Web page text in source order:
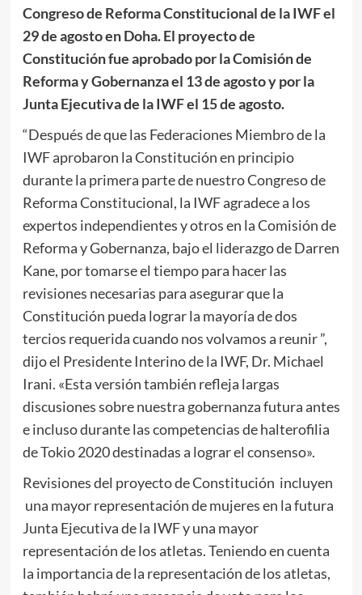
Congreso de Reforma Constitucional de la IWF el
29 de agosto en Doha. El proyecto de
Constitución fue aprobado por la Comisión de
Reforma y Gobernanza el 13 de agosto y por la
Junta Ejecutiva de la IWF el 15 de agosto.
“Después de que las Federaciones Miembro de la
IWF aprobaron la Constitución en principio
durante la primera parte de nuestro Congreso de
Reforma Constitucional, la IWF agradece a los
expertos independientes y otros en la Comisión de
Reforma y Gobernanza, bajo el liderazgo de Darren
Kane, por tomarse el tiempo para hacer las
revisiones necesarias para asegurar que la
Constitución pueda lograr la mayoría de dos
tercios requerida cuando nos volvamos a reunir ”,
dijo el Presidente Interino de la IWF, Dr. Michael
Irani. «Esta versión también refleja largas
discusiones sobre nuestra gobernanza futura antes
e incluso durante las competencias de halterofilia
de Tokio 2020 destinadas a lograr el consenso».
Revisiones del proyecto de Constitución incluyen
una mayor representación de mujeres en la futura
Junta Ejecutiva de la IWF y una mayor
representación de los atletas. Teniendo en cuenta
la importancia de la representación de los atletas,